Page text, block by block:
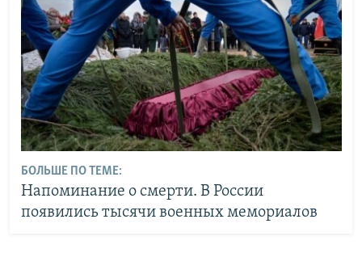
БОЛЬШЕ ПО ТЕМЕ:
Напоминание о смерти. В России
появились тысячи военных мемориалов